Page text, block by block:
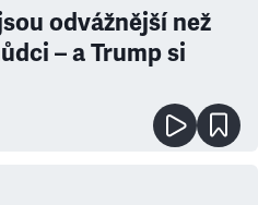
odvážnější než
– a Trump si